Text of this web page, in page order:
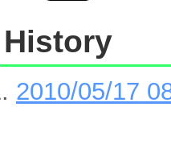
History
2010/05/17